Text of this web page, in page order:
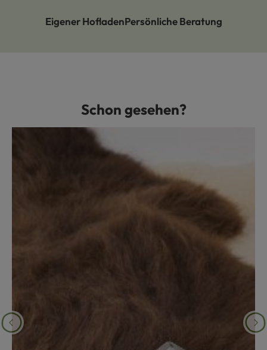
Eigener HofladenPersönliche Beratung
Produktgalerie überspringenSchon gesehen?